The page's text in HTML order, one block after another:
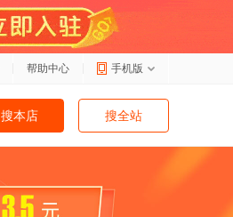
帮助中心 手机版
搜全站
搜本店